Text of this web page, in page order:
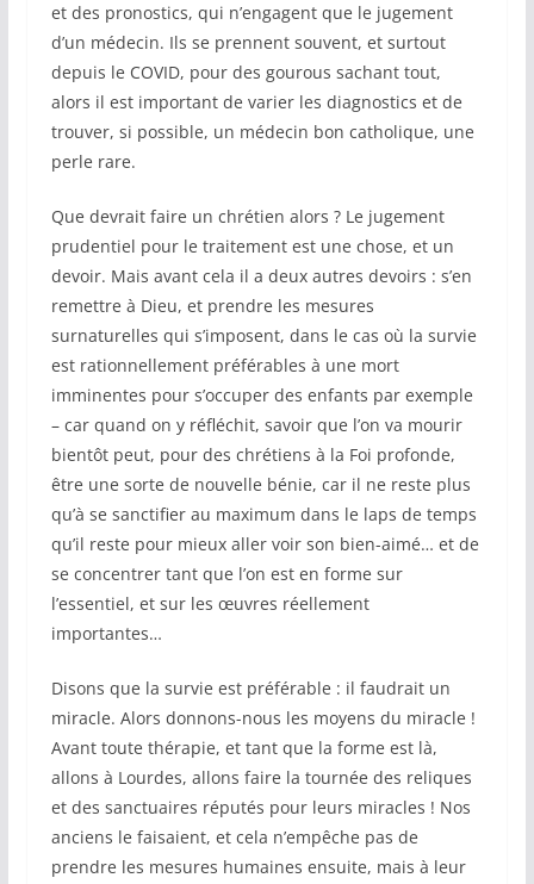
et des pronostics, qui n’engagent que le jugement
d’un médecin. Ils se prennent souvent, et surtout
depuis le COVID, pour des gourous sachant tout,
alors il est important de varier les diagnostics et de
trouver, si possible, un médecin bon catholique, une
perle rare.
Que devrait faire un chrétien alors ? Le jugement
prudentiel pour le traitement est une chose, et un
devoir. Mais avant cela il a deux autres devoirs : s’en
remettre à Dieu, et prendre les mesures
surnaturelles qui s’imposent, dans le cas où la survie
est rationnellement préférables à une mort
imminentes pour s’occuper des enfants par exemple
– car quand on y réfléchit, savoir que l’on va mourir
bientôt peut, pour des chrétiens à la Foi profonde,
être une sorte de nouvelle bénie, car il ne reste plus
qu’à se sanctifier au maximum dans le laps de temps
qu’il reste pour mieux aller voir son bien-aimé… et de
se concentrer tant que l’on est en forme sur
l’essentiel, et sur les œuvres réellement
importantes…
Disons que la survie est préférable : il faudrait un
miracle. Alors donnons-nous les moyens du miracle !
Avant toute thérapie, et tant que la forme est là,
allons à Lourdes, allons faire la tournée des reliques
et des sanctuaires réputés pour leurs miracles ! Nos
anciens le faisaient, et cela n’empêche pas de
prendre les mesures humaines ensuite, mais à leur